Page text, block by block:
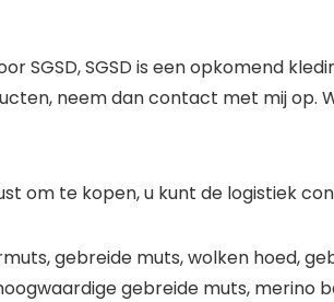
SGSD, SGSD is een opkomend
neem dan contact met mij op.
om te kopen, u kunt de logistiek
gebreide muts, wolken hoed,
gebreide muts, merino